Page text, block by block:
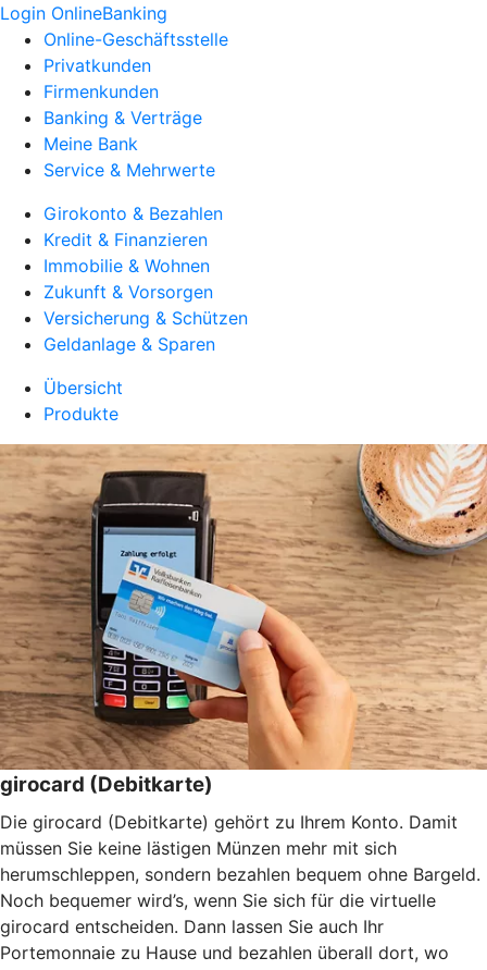
Login OnlineBanking
Online-Geschäftsstelle
Privatkunden
Firmenkunden
Banking & Verträge
Meine Bank
Service & Mehrwerte
Girokonto & Bezahlen
Kredit & Finanzieren
Immobilie & Wohnen
Zukunft & Vorsorgen
Versicherung & Schützen
Geldanlage & Sparen
Übersicht
Produkte
girocard (Debitkarte)
Die girocard (Debitkarte) gehört zu Ihrem Konto. Damit
müssen Sie keine lästigen Münzen mehr mit sich
herumschleppen, sondern bezahlen bequem ohne Bargeld.
Noch bequemer wird’s, wenn Sie sich für die virtuelle
girocard entscheiden. Dann lassen Sie auch Ihr
Portemonnaie zu Hause und bezahlen überall dort, wo